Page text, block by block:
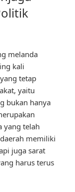
melanda
kali
tetap
yaitu
bukan hanya
yang telah
memiliki
juga sarat
harus terus